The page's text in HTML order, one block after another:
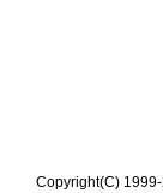
Copyright(C)